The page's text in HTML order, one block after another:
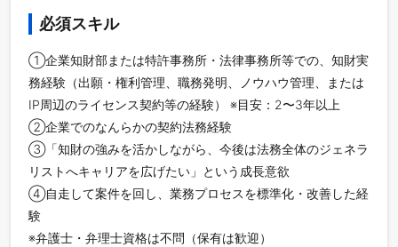
必須スキル
①企業知財部または特許事務所・法律事務所等での、知財実
務経験（出願・権利管理、職務発明、ノウハウ管理、または
IP周辺のライセンス契約等の経験） ※目安：2〜3年以上
②企業でのなんらかの契約法務経験
③「知財の強みを活かしながら、今後は法務全体のジェネラ
リストへキャリアを広げたい」という成長意欲
④自走して案件を回し、業務プロセスを標準化・改善した経
験
※弁護士・弁理士資格は不問（保有は歓迎）